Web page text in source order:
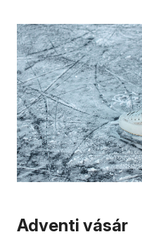
Adventi vásár